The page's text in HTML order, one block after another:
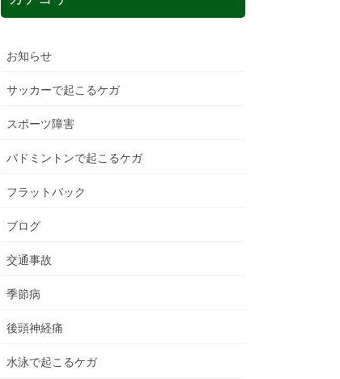
お知らせ
サッカーで起こるケガ
スポーツ障害
バドミントンで起こるケガ
フラットバック
ブログ
交通事故
季節病
後頭神経痛
水泳で起こるケガ